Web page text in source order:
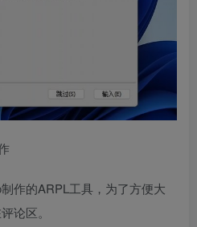
作的ARPL工具，为了方便大
论区。